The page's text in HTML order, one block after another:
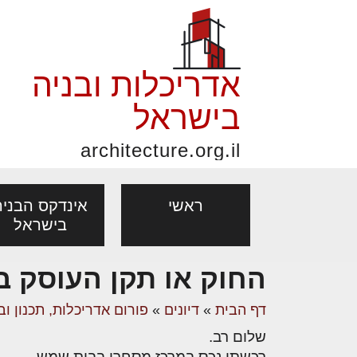
אדריכלות ובניה
בישראל
architecture.org.il
ראשי
אינדקס
בישראל
אדריכלים -אדריכלות: פרוגרמות,
נדל"ן:
פורום אדריכלות, תכנון
ובניה
יעוץ מקצועי לבונים, למשפצים
החוק או תקן העוסק
דף הבית » דיונים » פורום אדריכלות, תכנון
שלום רב.